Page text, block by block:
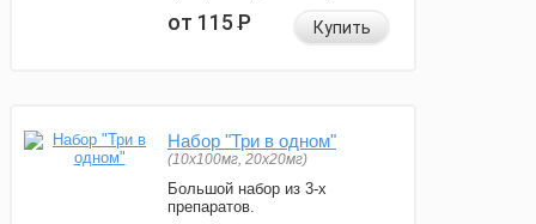
от 115Р Купить
Набор "Три в одном"
(10x100мг, 20x20мг)
Большой набор из 3-х
препаратов.